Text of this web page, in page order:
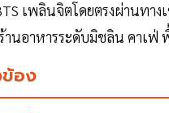
เพลินจิตโดยตรงผ่านทา
นอาหารระดับมิชลิน คาเฟ่
ข้อง